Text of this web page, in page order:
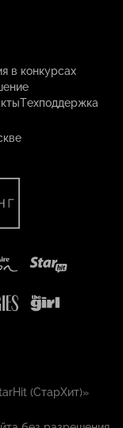
в конкурсах
Техподдержка
(СтарХит)»